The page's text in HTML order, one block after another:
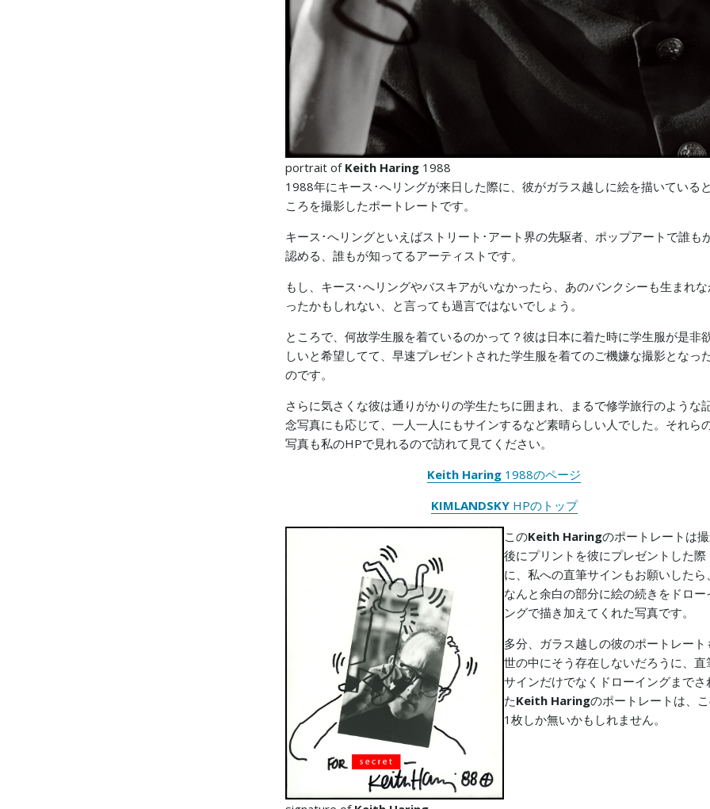
portrait of Keith Haring 1988
1988年にキース･へリングが来日した際に、彼がガラス越しに絵を描いている
ころを撮影したポートレートです。
キース･へリングといえばストリート･アート界の先駆者、ポップアートで誰も
認める、誰もが知ってるアーティストです。
もし、キース･へリングやバスキアがいなかったら、あのバンクシーも生まれ
ったかもしれない、と言っても過言ではないでしょう。
ところで、何故学生服を着ているのかって？彼は日本に着た時に学生服が是非
しいと希望してて、早速プレゼントされた学生服を着てのご機嫌な撮影となっ
のです。
さらに気さくな彼は通りがかりの学生たちに囲まれ、まるで修学旅行のような
念写真にも応じて、一人一人にもサインするなど素晴らしい人でした。それら
写真も私のHPで見れるので訪れて見てください。
Keith Haring 1988のページ
KIMLANDSKYHPのトップ
このKeith Haringのポートレートは
後にプリントを彼にプレゼントした際
に、私への直筆サインもお願いしたら
なんと余白の部分に絵の続きをドロー
ングで描き加えてくれた写真です。
多分、ガラス越しの彼のポートレート
世の中にそう存在しないだろうに、直
サインだけでなくドローイングまでさ
たKeith Haringのポートレートは、
1枚しか無いかもしれません。